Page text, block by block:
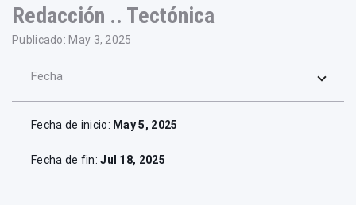
Redacción .. Tectónica
Publicado: May 3, 2025
Fecha
Fecha de inicio: May 5, 2025
Fecha de fin:Jul 18, 2025